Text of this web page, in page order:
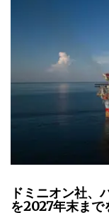
ドミニオン社、
を2027年末まで